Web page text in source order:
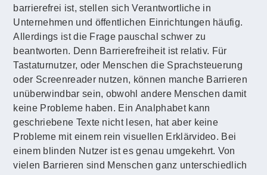
barrierefrei ist, stellen sich Verantwortliche in
Unternehmen und öffentlichen Einrichtungen häufig.
Allerdings ist die Frage pauschal schwer zu
beantworten. Denn Barrierefreiheit ist relativ. Für
Tastaturnutzer, oder Menschen die Sprachsteuerung
oder Screenreader nutzen, können manche Barrieren
unüberwindbar sein, obwohl andere Menschen damit
keine Probleme haben. Ein Analphabet kann
geschriebene Texte nicht lesen, hat aber keine
Probleme mit einem rein visuellen Erklärvideo. Bei
einem blinden Nutzer ist es genau umgekehrt. Von
vielen Barrieren sind Menschen ganz unterschiedlich